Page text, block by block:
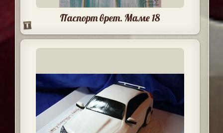
Паспорт врет. Маме 18